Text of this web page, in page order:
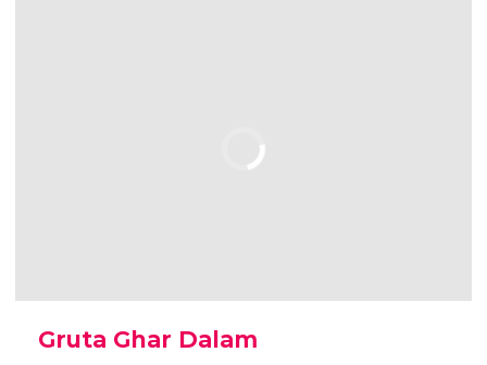
Gruta Ghar Dalam